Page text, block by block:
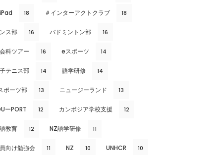
18 ＃インターアクトクラブ 18
ス部 16 バドミントン部 16
科ツアー 16 eスポーツ 14
テニス部 14 語学研修 14
ポーツ部 13 ニュージーランド 13
ーPORT 12 カンボジア学校支援 12
教育 12 NZ語学研修 11
向け勉強会 11 NZ 10 UNHCR 10